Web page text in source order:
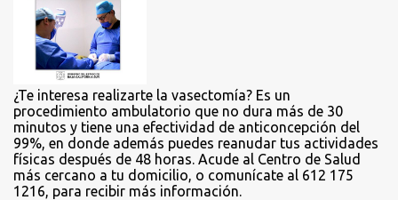
o
¿Te interesa realizarte la vasectomía? Es un
procedimiento ambulatorio que no dura más de 30
minutos y tiene una efectividad de anticoncepción del
99%, en donde además puedes reanudar tus actividades
físicas después de 48 horas. Acude al Centro de Salud
más cercano a tu domicilio, o comunícate al 612 175
1216, para recibir más información.